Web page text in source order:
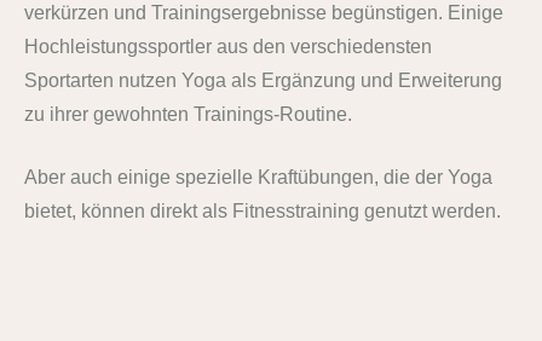
verkürzen und Trainingsergebnisse begünstigen. Einige
Hochleistungssportler aus den verschiedensten
Sportarten nutzen Yoga als Ergänzung und Erweiterung
zu ihrer gewohnten Trainings-Routine.
Aber auch einige spezielle Kraftübungen, die der Yoga
bietet, können direkt als Fitnesstraining genutzt werden.